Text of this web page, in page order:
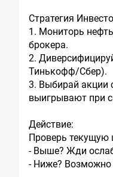
Стратегия
1. Мониторь
брокера.
2.
Тинькофф/Сбер).
3. Выбирай акции
выигрывают при
Действие:
Проверь текущую
- Выше? Жди
- Ниже? Возможно